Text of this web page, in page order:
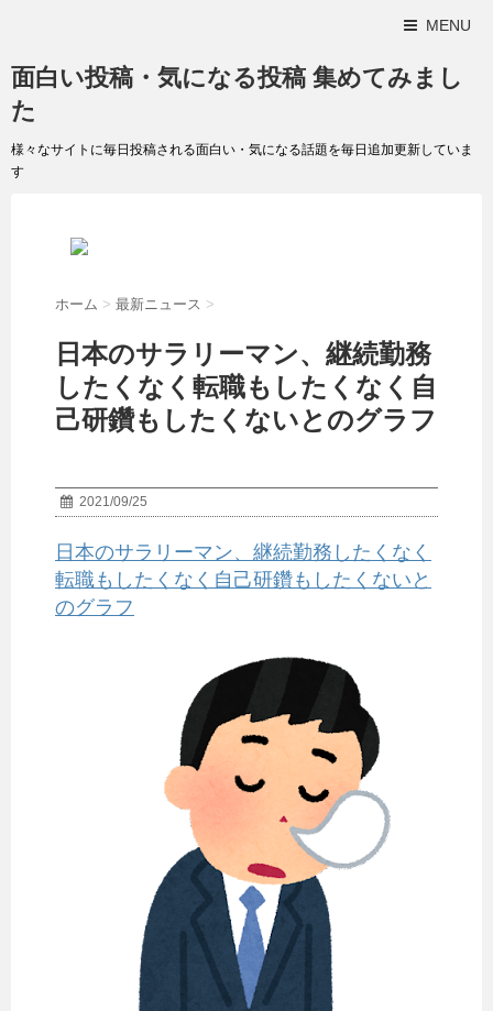
MENU
面白い投稿・気になる投稿 集めてみまし
た
様々なサイトに毎日投稿される面白い・気になる話題を毎日追加更新していま
す
ホーム > 最新ニュース >
日本のサラリーマン、継続勤務
したくなく転職もしたくなく自
己研鑽もしたくないとのグラフ
2021/09/25
日本のサラリーマン、継続勤務したくなく
転職もしたくなく自己研鑽もしたくないと
のグラフ